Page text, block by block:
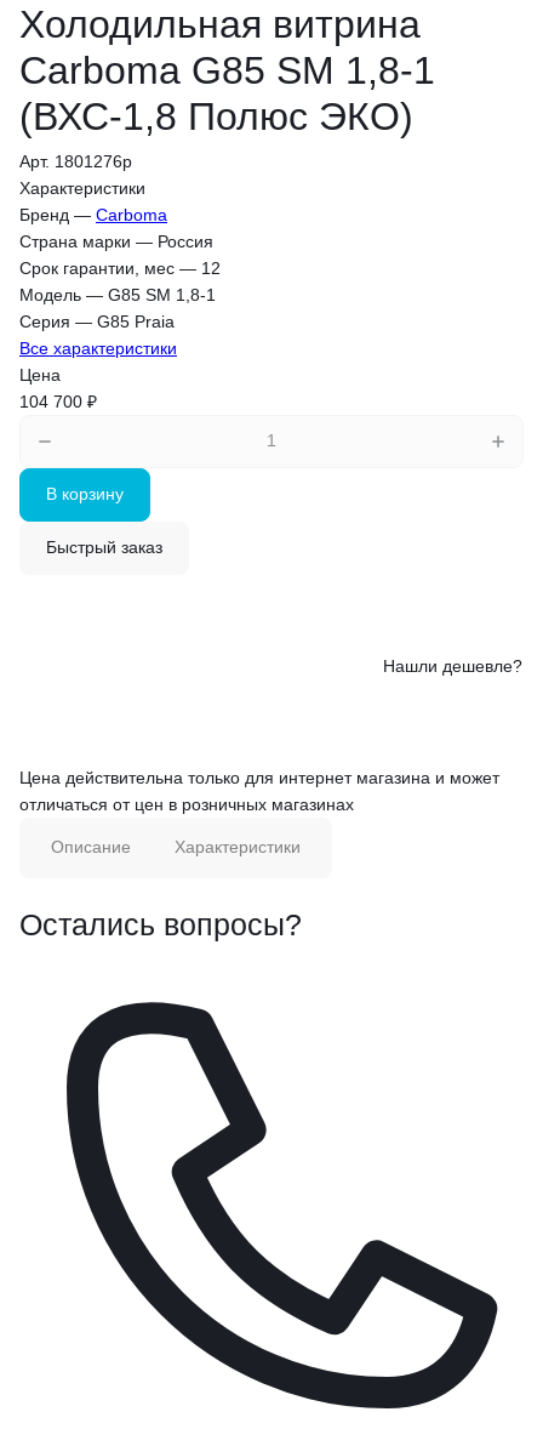
Холодильная витрина
Carboma G85 SM 1,8-1
(ВХС-1,8 Полюс ЭКО)
Арт. 1801276p
Характеристики
Бренд — Carboma
Страна марки — Россия
Срок гарантии, мес — 12
Модель — G85 SM 1,8-1
Серия — G85 Praia
Все характеристики
Цена
104 700 ₽
В корзину
Быстрый заказ
Нашли дешевле?
Цена действительна только для интернет магазина и может
отличаться от цен в розничных магазинах
Описание Характеристики
Остались вопросы?